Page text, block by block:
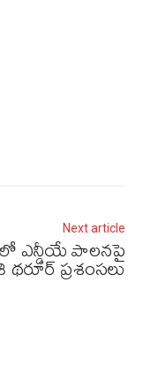
Next article
ఎన్డీయే పాలనపై
థరూర్ ప్రశంసలు